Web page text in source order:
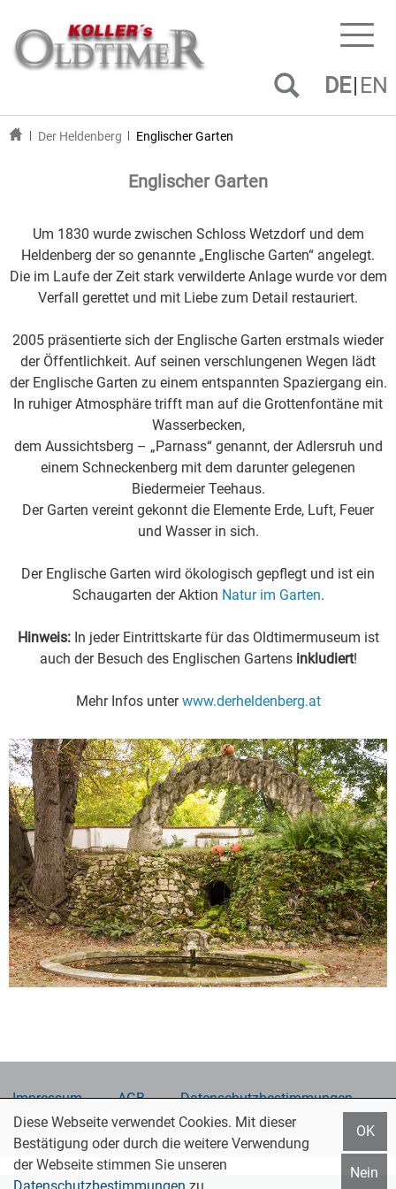
DE EN
Der Heldenberg Englischer Garten
Englischer Garten
Um 1830 wurde zwischen Schloss Wetzdorf und dem
Heldenberg der so genannte „Englische Garten“ angelegt.
Die im Laufe der Zeit stark verwilderte Anlage wurde vor dem
Verfall gerettet und mit Liebe zum Detail restauriert.
2005 präsentierte sich der Englische Garten erstmals wieder
der Öffentlichkeit. Auf seinen verschlungenen Wegen lädt
der Englische Garten zu einem entspannten Spaziergang ein.
In ruhiger Atmosphäre trifft man auf die Grottenfontäne mit
Wasserbecken,
dem Aussichtsberg – „Parnass“ genannt, der Adlersruh und
einem Schneckenberg mit dem darunter gelegenen
Biedermeier Teehaus.
Der Garten vereint gekonnt die Elemente Erde, Luft, Feuer
und Wasser in sich.
Der Englische Garten wird ökologisch gepflegt und ist ein
Schaugarten der Aktion Natur im Garten.
Hinweis:In jeder Eintrittskarte für das Oldtimermuseum ist
auch der Besuch des Englischen Gartens inkludiert!
Mehr Infos unterwww.derheldenberg.at
Impressum AGB
Datenschutzbestimmungen
© 2026 Koller Oldtimermuseum
Diese Webseite verwendet Cookies. Mit dieser
Bestätigung oder durch die weitere Verwendung
der Webseite stimmen Sie unseren
OK
Nein